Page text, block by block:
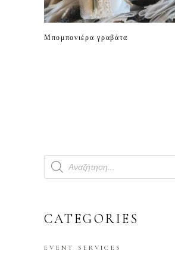
ΚΑΛΑΘΙ
Μπομπονιέρα γραβάτα
Products
search
CATEGORIES
EVENT SERVICES